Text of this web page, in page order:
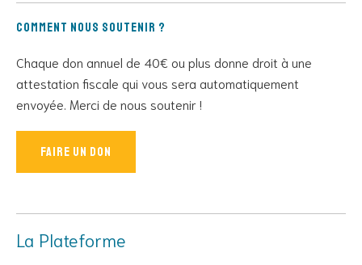
Comment nous soutenir ?
Chaque don annuel de 40€ ou plus donne droit à une
attestation fiscale qui vous sera automatiquement
envoyée. Merci de nous soutenir !
Faire un don
La Plateforme